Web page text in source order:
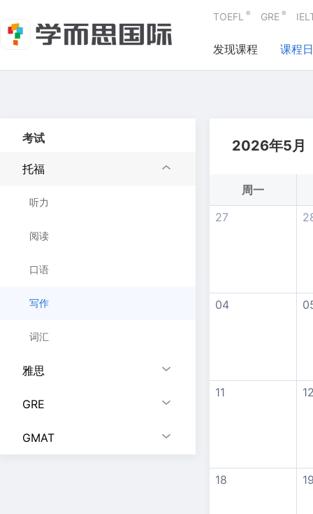
TOEFL ® GRE ®
发现课程 课程
考试
托福
听力
阅读
口语
写作
词汇
雅思
GRE
GMAT
2026年5月
周一
27
04
11
18